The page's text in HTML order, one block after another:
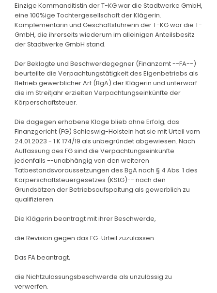
Einzige Kommanditistin der T-KG war die Stadtwerke GmbH,
eine 100%ige Tochtergesellschaft der Klägerin.
Komplementärin und Geschäftsführerin der T-KG war die T-
GmbH, die ihrerseits wiederum im alleinigen Anteilsbesitz
der Stadtwerke GmbH stand.
Der Beklagte und Beschwerdegegner (Finanzamt --FA--)
beurteilte die Verpachtungstätigkeit des Eigenbetriebs als
Betrieb gewerblicher Art (BgA) der Klägerin und unterwarf
die im Streitjahr erzielten Verpachtungseinkünfte der
Körperschaftsteuer.
Die dagegen erhobene Klage blieb ohne Erfolg; das
Finanzgericht (FG) Schleswig-Holstein hat sie mit Urteil vom
24.01.2023 - 1 K 174/19 als unbegründet abgewiesen. Nach
Auffassung des FG sind die Verpachtungseinkünfte
jedenfalls --unabhängig von den weiteren
Tatbestandsvoraussetzungen des BgA nach § 4 Abs. 1 des
Körperschaftsteuergesetzes (KStG)-- nach den
Grundsätzen der Betriebsaufspaltung als gewerblich zu
qualifizieren.
Die Klägerin beantragt mit ihrer Beschwerde,
die Revision gegen das FG-Urteil zuzulassen.
Das FA beantragt,
die Nichtzulassungsbeschwerde als unzulässig zu
verwerfen.